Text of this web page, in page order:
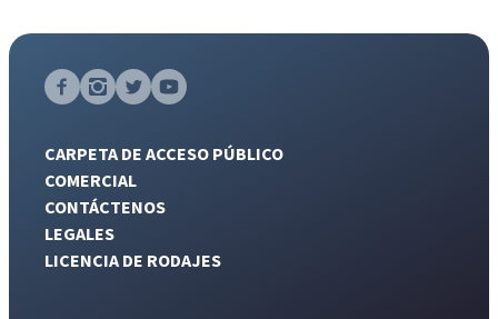
CARPETA DE ACCESO PÚBLICO
COMERCIAL
CONTÁCTENOS
LEGALES
LICENCIA DE RODAJES